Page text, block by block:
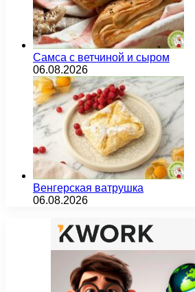
Самса с ветчиной и сыром
06.08.2026
Венгерская ватрушка
06.08.2026